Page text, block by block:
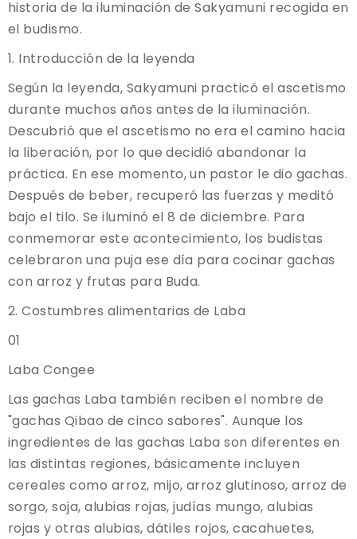
historia de la iluminación de Sakyamuni recogida en
el budismo.
1. Introducción de la leyenda
Según la leyenda, Sakyamuni practicó el ascetismo
durante muchos años antes de la iluminación.
Descubrió que el ascetismo no era el camino hacia
la liberación, por lo que decidió abandonar la
práctica. En ese momento, un pastor le dio gachas.
Después de beber, recuperó las fuerzas y meditó
bajo el tilo. Se iluminó el 8 de diciembre. Para
conmemorar este acontecimiento, los budistas
celebraron una puja ese día para cocinar gachas
con arroz y frutas para Buda.
2. Costumbres alimentarias de Laba
01
Laba Congee
Las gachas Laba también reciben el nombre de
"gachas Qibao de cinco sabores". Aunque los
ingredientes de las gachas Laba son diferentes en
las distintas regiones, básicamente incluyen
cereales como arroz, mijo, arroz glutinoso, arroz de
sorgo, soja, alubias rojas, judías mungo, alubias
rojas y otras alubias, dátiles rojos, cacahuetes,